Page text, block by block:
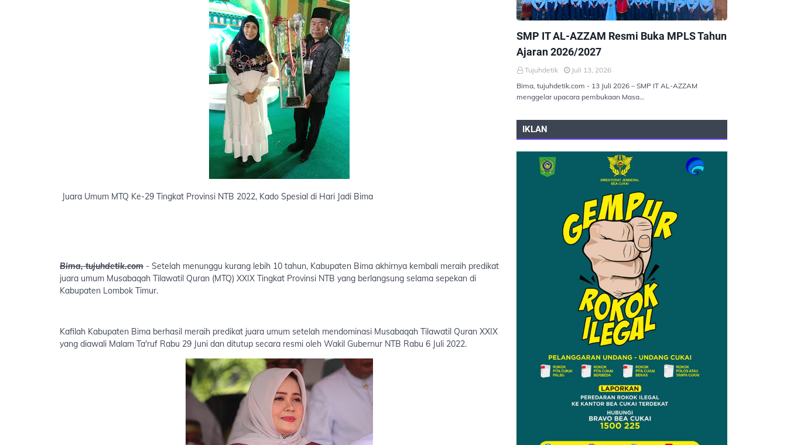
Juara Umum MTQ Ke-29 Tingkat Provinsi NTB 2022, Kado Spesial di Hari Jadi Bima
Bima, tujuhdetik.com - Setelah menunggu kurang lebih 10 tahun, Kabupaten Bima akhirnya kembali meraih predikat
juara umum Musabaqah Tilawatil Quran (MTQ) XXIX Tingkat Provinsi NTB yang berlangsung selama sepekan di
Kabupaten Lombok Timur.
Kafilah Kabupaten Bima berhasil meraih predikat juara umum setelah mendominasi Musabaqah Tilawatil Quran XXIX
yang diawali Malam Ta'ruf Rabu 29 Juni dan ditutup secara resmi oleh Wakil Gubernur NTB Rabu 6 Juli 2022.
SMP IT AL-AZZAM Resmi Buka MPLS Tahun
Ajaran 2026/2027
Tujuhdetik
Juli 13, 2026
Bima, tujuhdetik.com - 13 Juli 2026 – SMP IT AL-AZZAM
menggelar upacara pembukaan Masa…
IKLAN